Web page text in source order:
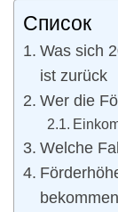
Список
Was sich
ist zurück
Wer die
Welche
bekommen